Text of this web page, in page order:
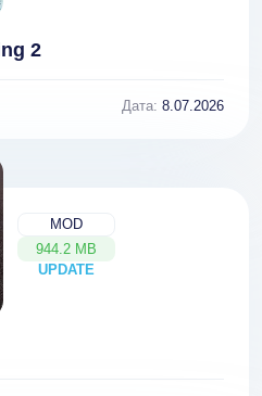
2
Дата: 8.07.2026
MOD
944.2 MB
UPDATE
NEW